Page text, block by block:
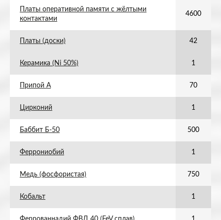
Платы оперативной памяти с жёлтыми
контактами
4600
Платы (доски) 42
Керамика (Ni 50%) 1
Припой А 70
Цирконий 1
Баббит Б-50 500
Феррониобий 1
Медь (фосфористая) 750
Кобальт 1